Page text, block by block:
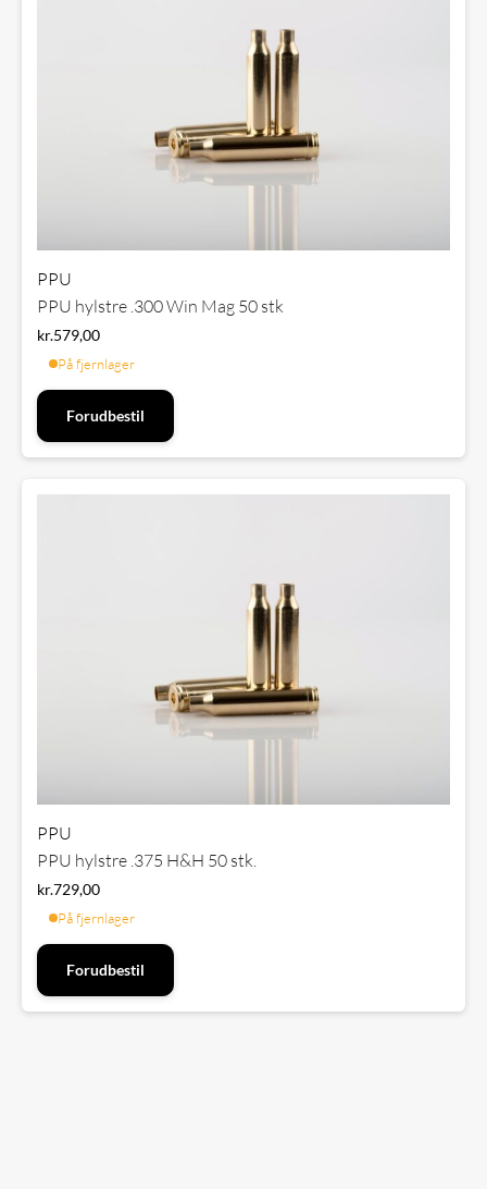
PPU
PPU hylstre .300 Win Mag 50 stk
kr.579,00
På fjernlager
Forudbestil
PPU
PPU hylstre .375 H&H 50 stk.
kr.729,00
På fjernlager
Forudbestil